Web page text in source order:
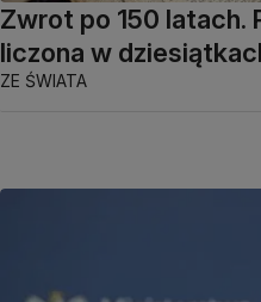
Zwrot po 150 latach.
liczona w
ZE ŚWIATA